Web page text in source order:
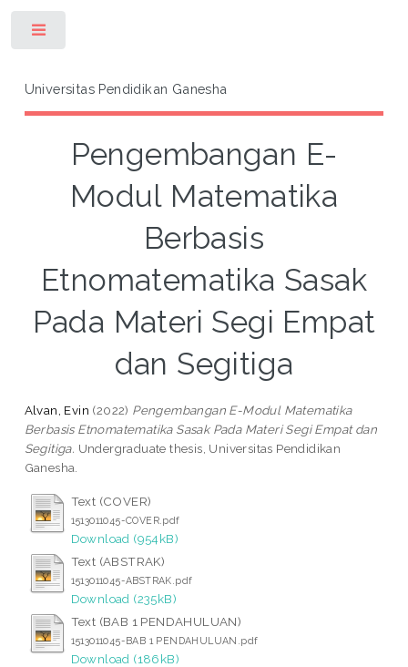
Universitas Pendidikan Ganesha
Pengembangan E-
Modul Matematika
Berbasis
Etnomatematika Sasak
Pada Materi Segi Empat
dan Segitiga
Alvan, Evin (2022) Pengembangan E-Modul Matematika
Berbasis Etnomatematika Sasak Pada Materi Segi Empat dan
Segitiga. Undergraduate thesis, Universitas Pendidikan
Ganesha.
Text (COVER)
1513011045-COVER.pdf
Download (954kB)
Text (ABSTRAK)
1513011045-ABSTRAK.pdf
Download (235kB)
Text (BAB 1 PENDAHULUAN)
1513011045-BAB 1 PENDAHULUAN.pdf
Download (186kB)